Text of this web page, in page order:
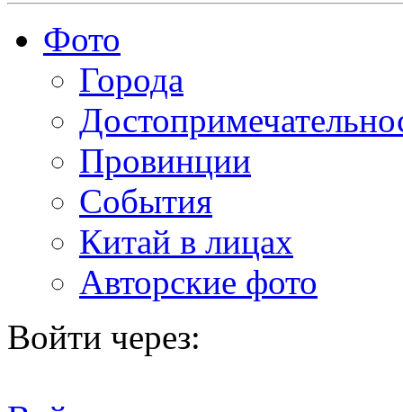
Фото
Города
Провинции
События
Китай в лицах
Авторские фото
Войти через: